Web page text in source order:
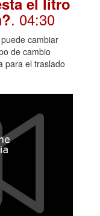
. 04:30
cambiar
de cambio
para el traslado